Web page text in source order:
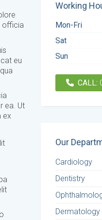
officia
eu
ea. Ut
ex
Working
Mon-Fri
Sat
Sun
CALL:
Our
Cardiology
Dentistry
Dermatology